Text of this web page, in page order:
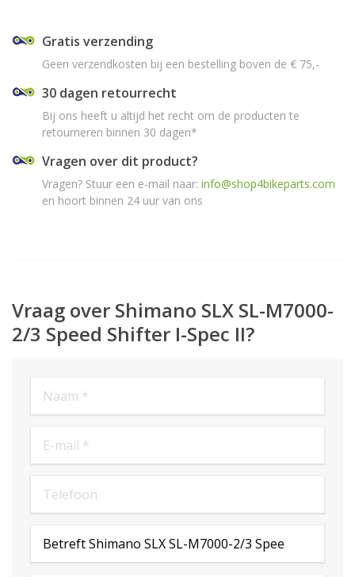
Gratis verzending
Geen verzendkosten bij een bestelling boven de € 75,-
30 dagen retourrecht
Bij ons heeft u altijd het recht om de producten te
retourneren binnen 30 dagen*
Vragen over dit product?
Vragen? Stuur een e-mail naar: info@shop4bikeparts.com
en hoort binnen 24 uur van ons
Vraag over Shimano SLX SL-M7000-
2/3 Speed Shifter I-Spec II?